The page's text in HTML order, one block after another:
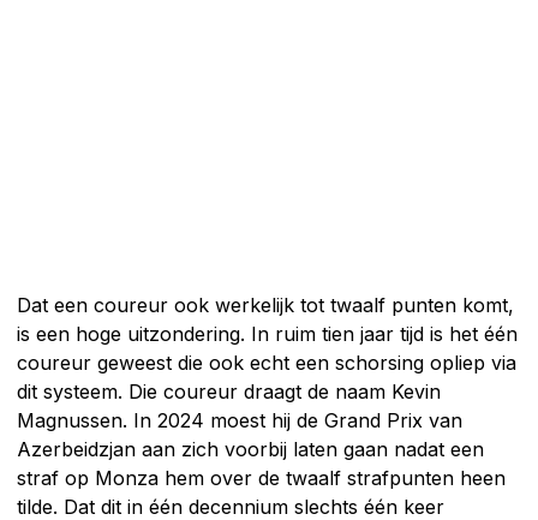
Dat een coureur ook werkelijk tot twaalf punten komt,
is een hoge uitzondering. In ruim tien jaar tijd is het één
coureur geweest die ook echt een schorsing opliep via
dit systeem. Die coureur draagt de naam Kevin
Magnussen. In 2024 moest hij de Grand Prix van
Azerbeidzjan aan zich voorbij laten gaan nadat een
straf op Monza hem over de twaalf strafpunten heen
tilde. Dat dit in één decennium slechts één keer